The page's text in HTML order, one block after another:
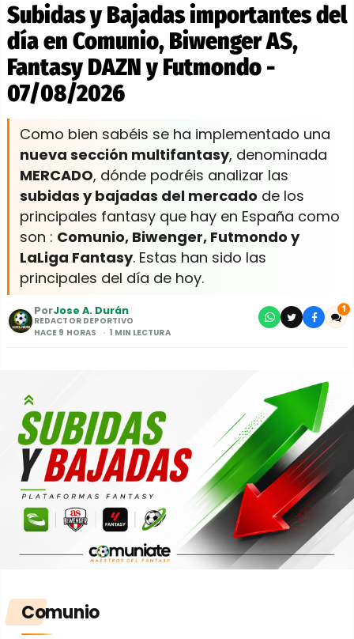
Subidas y Bajadas importantes del
día en Comunio, Biwenger AS,
Fantasy DAZN y Futmondo -
07/08/2026
Como bien sabéis se ha implementado una
nueva sección multifantasy, denominada
MERCADO, dónde podréis analizar las
subidas y bajadas del mercado de los
principales fantasy que hay en España como
son : Comunio, Biwenger, Futmondo y
LaLiga Fantasy. Estas han sido las
principales del día de hoy.
PorJose A. Durán
REDACTOR DEPORTIVO
HACE 9 HORAS
1 MIN LECTURA
1
Comunio